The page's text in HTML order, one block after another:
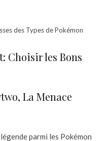
des Types de Pokémon
Choisir les Bons
La Menace
parmi les Pokémon